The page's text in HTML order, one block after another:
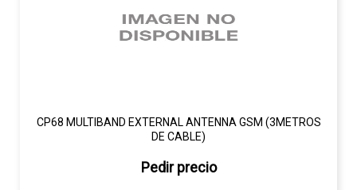
CP68 MULTIBAND EXTERNAL ANTENNA GSM (3METROS
DE CABLE)
Pedir precio